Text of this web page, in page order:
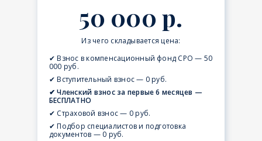
50 000 р.
Из чего складывается цена:
✔ Взнос в компенсационный фонд СРО — 50
000 руб.
✔ Вступительный взнос — 0 руб.
✔ Членский взнос за первые 6 месяцев —
БЕСПЛАТНО
✔ Страховой взнос — 0 руб.
✔ Подбор специалистов и подготовка
документов — 0 руб.